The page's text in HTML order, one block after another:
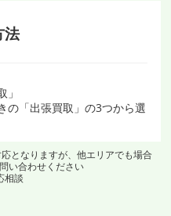
法
の「出張買取」の3つから選
となりますが、他エリアでも場合
い合わせください
相談